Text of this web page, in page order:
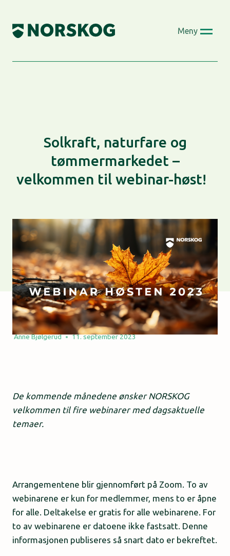
content
Meny
Solkraft, naturfare og
tømmermarkedet –
velkommen til webinar-høst!
Anne Bjølgerud 11. september 2023
De kommende månedene ønsker NORSKOG
velkommen til fire webinarer med dagsaktuelle
temaer.
Arrangementene blir gjennomført på Zoom. To av
webinarene er kun for medlemmer, mens to er åpne
for alle. Deltakelse er gratis for alle webinarene. For
to av webinarene er datoene ikke fastsatt. Denne
informasjonen publiseres så snart dato er bekreftet.